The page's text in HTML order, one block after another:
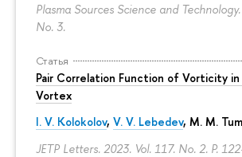
Plasma Sources Science and
No. 3.
Статья
Pair Correlation Function of Vorticity
Vortex
I. V. Kolokolov, V. V. Lebedev, M. M.
JETP Letters. 2023. Vol. 117. No. 2. P.